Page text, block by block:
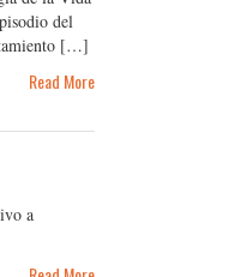
del
[…]
Read More
a